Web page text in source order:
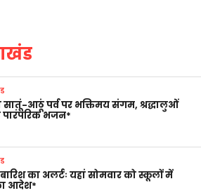
सातूं-आठूं पर्व पर भक्तिमय संगम, श्रद्धालुओं
पारंपरिक भजन*
का अलर्टः यहां सोमवार को स्कूलों में
आदेश*